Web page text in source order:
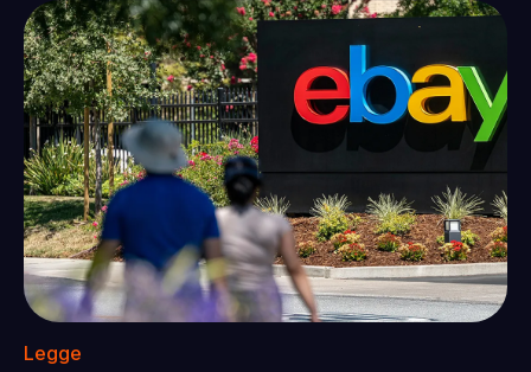
Legge